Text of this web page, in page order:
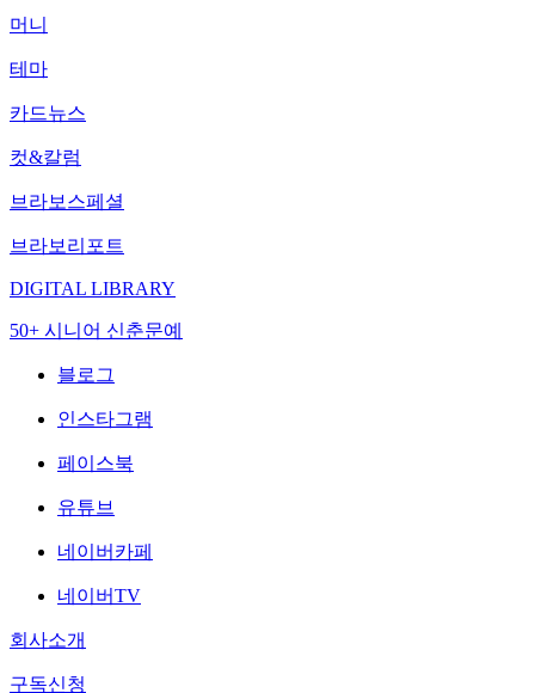
머니
테마
카드뉴스
컷&칼럼
브라보스페셜
브라보리포트
DIGITAL LIBRARY
50+ 시니어 신춘문예
블로그
인스타그램
페이스북
유튜브
네이버카페
네이버TV
회사소개
구독신청